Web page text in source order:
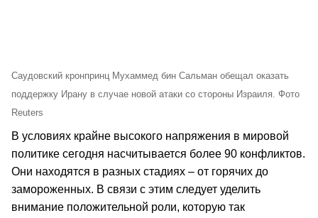
Саудовский кронпринц Мухаммед бин Сальман обещал оказать
поддержку Ирану в случае новой атаки со стороны Израиля. Фото
Reuters
В условиях крайне высокого напряжения в мировой
политике сегодня насчитывается более 90 конфликтов.
Они находятся в разных стадиях – от горячих до
замороженных. В связи с этим следует уделить
внимание положительной роли, которую так